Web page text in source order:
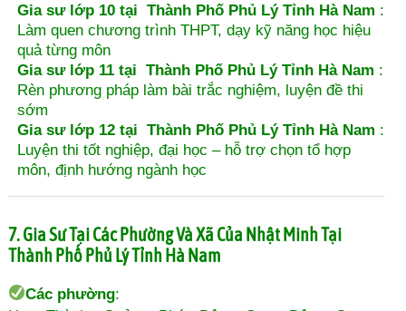
Gia sư lớp 10 tại Thành Phố Phủ Lý Tỉnh Hà Nam :
Làm quen chương trình THPT, dạy kỹ năng học hiệu
quả từng môn
Gia sư lớp 11 tại Thành Phố Phủ Lý Tỉnh Hà Nam :
Rèn phương pháp làm bài trắc nghiệm, luyện đề thi
sớm
Gia sư lớp 12 tại Thành Phố Phủ Lý Tỉnh Hà Nam :
Luyện thi tốt nghiệp, đại học – hỗ trợ chọn tổ hợp
môn, định hướng ngành học
7. Gia Sư Tại Các Phường Và Xã Của Nhật Minh Tại
Thành Phố Phủ Lý Tỉnh Hà Nam
Các phường: